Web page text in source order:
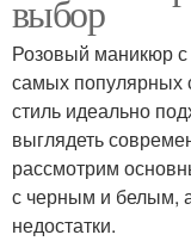
выбор
Розовый маникюр
самых популярных
стиль идеально
выглядеть
рассмотрим
с черным и белым,
недостатки.